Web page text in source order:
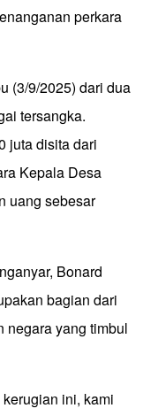
perkara
(3/9/2025) dari dua
tersangka.
juta disita dari
Kepala Desa
uang sebesar
Bonard
bagian dari
negara yang timbul
ini, kami